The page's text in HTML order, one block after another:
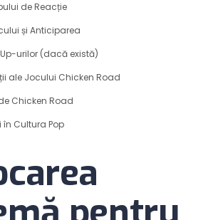
de Reacție
și Anticiparea
urilor (dacă există)
ale Jocului Chicken Road
Chicken Road
Cultura Pop